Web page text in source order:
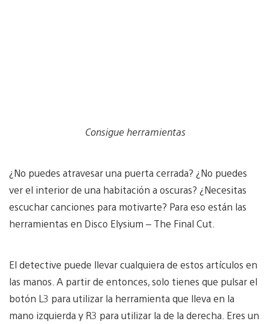
Consigue herramientas
¿No puedes atravesar una puerta cerrada? ¿No puedes
ver el interior de una habitación a oscuras? ¿Necesitas
escuchar canciones para motivarte? Para eso están las
herramientas en Disco Elysium – The Final Cut.
El detective puede llevar cualquiera de estos artículos en
las manos. A partir de entonces, solo tienes que pulsar el
botón L3 para utilizar la herramienta que lleva en la
mano izquierda y R3 para utilizar la de la derecha. Eres un